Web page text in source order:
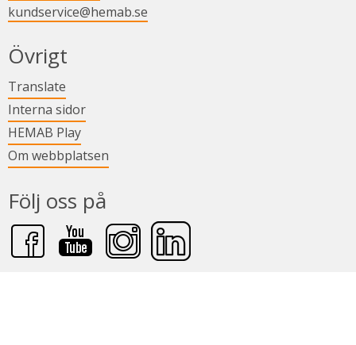
i nytt fönster.
kundservice@hemab.se
Övrigt
Translate
Interna sidorLänk till annan webbplats.
HEMAB PlayLänk till annan webbplats.
Om webbplatsen
Följ oss på